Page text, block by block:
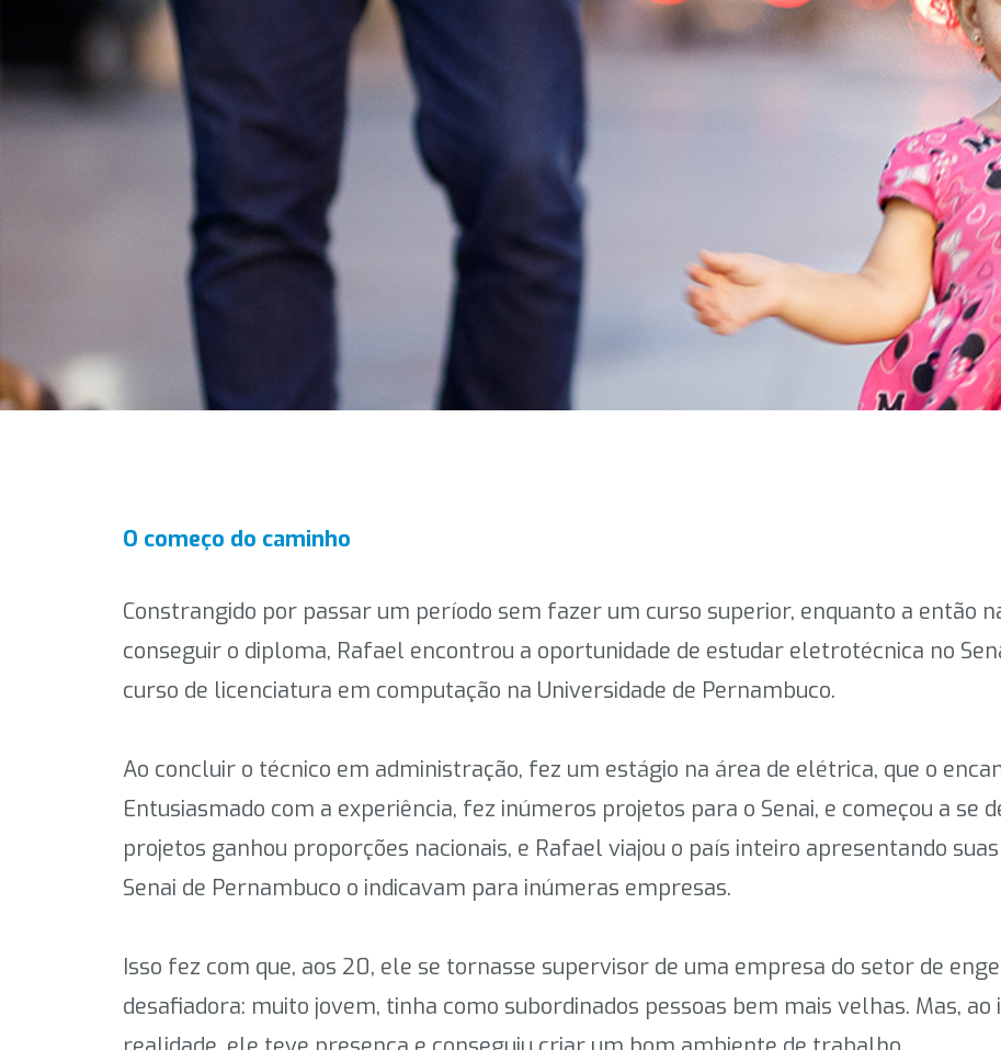
O começo do caminho
Constrangido por passar um período sem fazer um curso superior, enquanto a então
conseguir o diploma, Rafael encontrou a oportunidade de estudar eletrotécnica no
curso de licenciatura em computação na Universidade de Pernambuco.
Ao concluir o técnico em administração, fez um estágio na área de elétrica, que o
Entusiasmado com a experiência, fez inúmeros projetos para o Senai, e começou a se
projetos ganhou proporções nacionais, e Rafael viajou o país inteiro apresentando
Senai de Pernambuco o indicavam para inúmeras empresas.
Isso fez com que, aos 20, ele se tornasse supervisor de uma empresa do setor de
desafiadora: muito jovem, tinha como subordinados pessoas bem mais velhas. Mas,